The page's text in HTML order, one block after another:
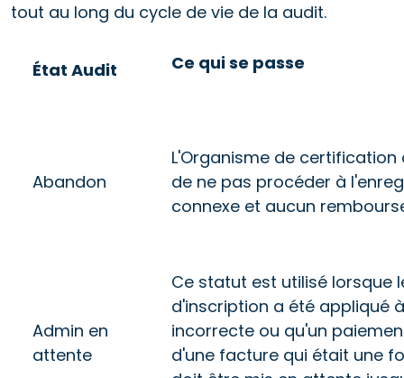
tout au long du cycle de vie de la audit.
État Audit Ce qui se passe
Abandon
L'Organisme de
de ne pas procéder à
connexe et aucun
Admin en
attente
Ce statut est utilisé lorsque
d'inscription a été appliqué
incorrecte ou qu'un
d'une facture qui était une